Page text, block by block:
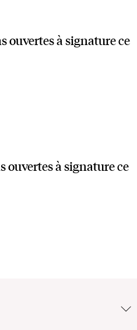
ouvertes à signature ce
ouvertes à signature ce